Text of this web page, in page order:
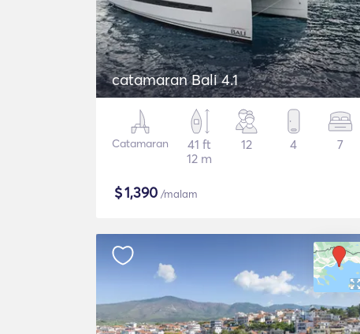
catamaran Bali 4.1
Catamaran
41 ft
12 m
12 4 7
$1,390 /malam